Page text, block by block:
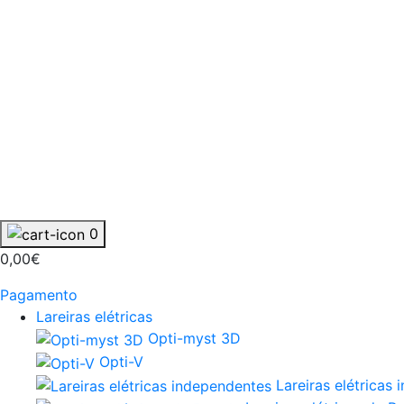
0
0,00€
Pagamento
Lareiras elétricas
Opti-myst 3D
Opti-V
Lareiras elétricas